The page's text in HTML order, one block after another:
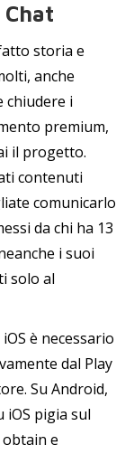
storia e
anche
chiudere i
premium,
il progetto.
contenuti
comunicarlo
da chi ha 13
i suoi
solo al
è necessario
dal Play
Su Android,
pigia sul
e